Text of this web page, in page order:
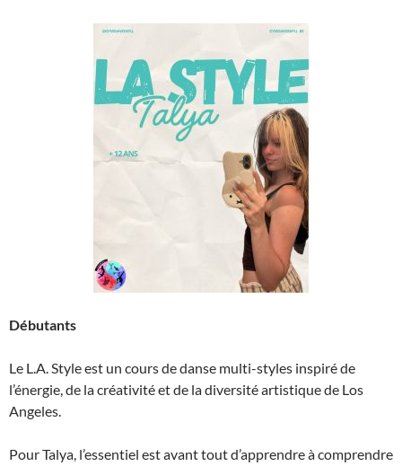
Débutants
Le L.A. Style est un cours de danse multi-styles inspiré de
l’énergie, de la créativité et de la diversité artistique de Los
Angeles.
Pour Talya, l’essentiel est avant tout d’apprendre à comprendre